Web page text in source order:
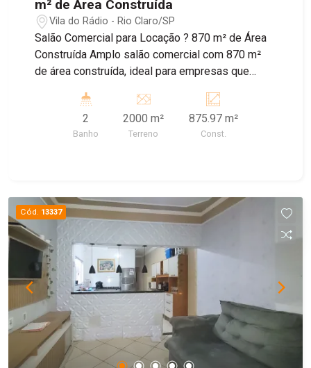
m² de Área Construída
Vila do Rádio - Rio Claro/SP
Salão Comercial para Locação ? 870 m² de Área
Construída Amplo salão comercial com 870 m²
de área construída, ideal para empresas que
estrutura para suas operações. O imóvel conta
com cozinha e banheiros, oferecendo praticidade
para o dia a dia. Perfeito para mercados,
2
Banho
2000 m²
Terreno
875.97 m²
Const.
Cód. 13337